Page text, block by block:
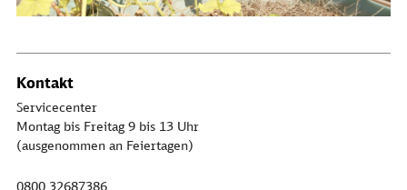
Kontakt
Servicecenter
Montag bis Freitag 9 bis 13 Uhr
(ausgenommen an Feiertagen)
0800 32687386